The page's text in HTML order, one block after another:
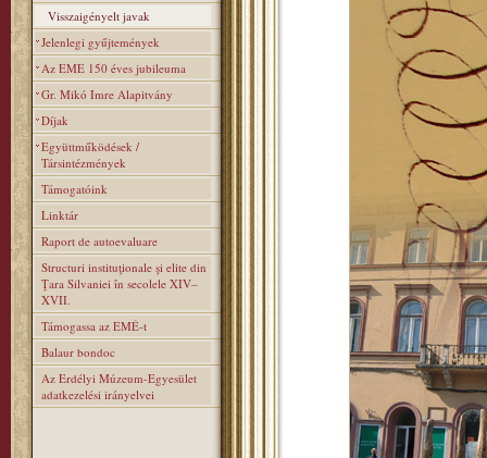
Visszaigényelt javak
Jelenlegi gyűjtemények
Az EME 150 éves jubileuma
Gr. Mikó Imre Alapitvány
Díjak
Együttműködések /
Társintézmények
Támogatóink
Linktár
Raport de autoevaluare
Structuri instituţionale şi elite din
Ţara Silvaniei în secolele XIV–
XVII.
Támogassa az EMÉ-t
Balaur bondoc
Az Erdélyi Múzeum-Egyesület
adatkezelési irányelvei